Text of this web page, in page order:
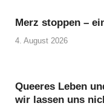
Merz stoppen –
4. August 2026
Queeres Leben
wir lassen uns